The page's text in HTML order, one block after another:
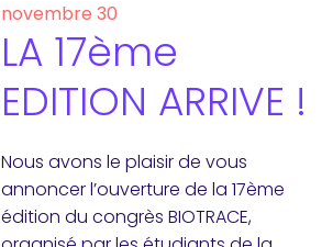
novembre 30
LA 17ème
EDITION ARRIVE !
Nous avons le plaisir de vous
annoncer l’ouverture de la 17ème
édition du congrès BIOTRACE,